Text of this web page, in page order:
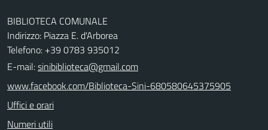
BIBLIOTECA COMUNALE
Indirizzo: Piazza E. d'Arborea
Telefono: +39 0783 935012
E-mail:sinibiblioteca@gmail.com
www.facebook.com/Biblioteca-Sini-680580645375905
Uffici e orari
Numeri utili